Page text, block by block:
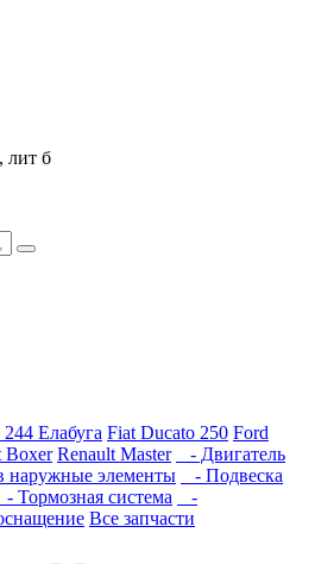
лит б
Елабуга Fiat Ducato 250 Ford
Boxer Renault Master
- Двигатель
наружные элементы
- Подвеска
- Тормозная система
-
Все запчасти